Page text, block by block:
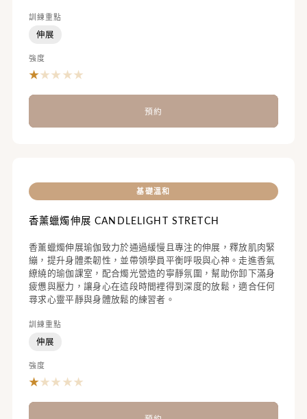
訓練重點
伸展
強度
★★★ ★★
預約
基礎溫和
香薰蠟燭伸展 CANDLELIGHT STRETCH
香薰蠟燭伸展瑜伽致力於通過緩慢且專注的伸展，釋放肌肉緊
繃，提升身體柔韌性，並帶領學員平衡呼吸與心神。走進香氣
繚繞的瑜伽課室，配合燭光營造的寧靜氛圍，幫助你卸下滿身
疲憊與壓力，讓身心在這段時間裡得到深度的放鬆，適合任何
尋求心靈平靜與身體放鬆的練習者。
訓練重點
伸展
強度
★★★ ★★